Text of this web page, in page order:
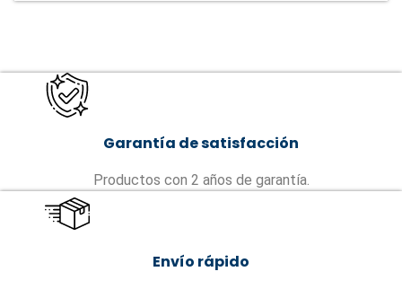
Garantía de satisfacción
Productos con 2 años de garantía.
Envío rápido